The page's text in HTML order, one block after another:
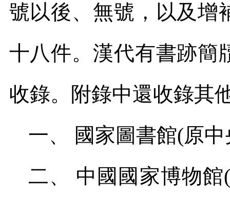
號以後、無號，以及增
十八件。漢代有書跡簡
收錄。附錄中還收錄其
一、
國家圖書館(原
二、
中國國家博物館(